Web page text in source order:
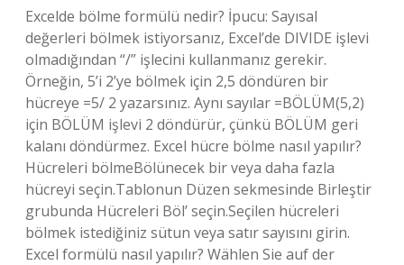
Excelde bölme formülü nedir? İpucu: Sayısal
değerleri bölmek istiyorsanız, Excel’de DIVIDE işlevi
olmadığından “/” işlecini kullanmanız gerekir.
Örneğin, 5’i 2’ye bölmek için 2,5 döndüren bir
hücreye =5/ 2 yazarsınız. Aynı sayılar =BÖLÜM(5,2)
için BÖLÜM işlevi 2 döndürür, çünkü BÖLÜM geri
kalanı döndürmez. Excel hücre bölme nasıl yapılır?
Hücreleri bölmeBölünecek bir veya daha fazla
hücreyi seçin.Tablonun Düzen sekmesinde Birleştir
grubunda Hücreleri Böl’ seçin.Seçilen hücreleri
bölmek istediğiniz sütun veya satır sayısını girin.
Excel formülü nasıl yapılır? Wählen Sie auf der